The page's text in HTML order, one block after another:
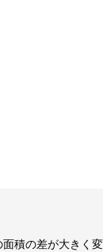
積の差が大きく